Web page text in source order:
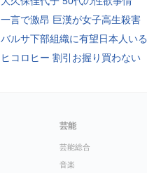
一言で激昂 巨漢が女子高生殺害
バルサ下部組織に有望日本人いる
ヒコロヒー 割引お握り買わない
芸能
芸能総合
音楽